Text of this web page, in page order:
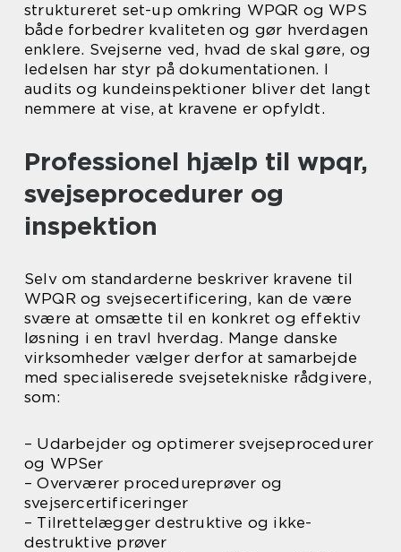
struktureret set-up omkring WPQR og WPS
både forbedrer kvaliteten og gør hverdagen
enklere. Svejserne ved, hvad de skal gøre, og
ledelsen har styr på dokumentationen. I
audits og kundeinspektioner bliver det langt
nemmere at vise, at kravene er opfyldt.
Professionel hjælp til wpqr,
svejseprocedurer og
inspektion
Selv om standarderne beskriver kravene til
WPQR og svejsecertificering, kan de være
svære at omsætte til en konkret og effektiv
løsning i en travl hverdag. Mange danske
virksomheder vælger derfor at samarbejde
med specialiserede svejsetekniske rådgivere,
som:
– Udarbejder og optimerer svejseprocedurer
og WPSer
– Overværer procedureprøver og
svejsercertificeringer
– Tilrettelægger destruktive og ikke-
destruktive prøver